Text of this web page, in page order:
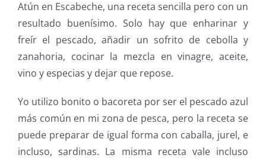
Atún en Escabeche, una receta sencilla pero con un
resultado buenísimo. Solo hay que enharinar y
freír el pescado, añadir un sofrito de cebolla y
zanahoria, cocinar la mezcla en vinagre, aceite,
vino y especias y dejar que repose.
Yo utilizo bonito o bacoreta por ser el pescado azul
más común en mi zona de pesca, pero la receta se
puede preparar de igual forma con caballa, jurel, e
incluso, sardinas. La misma receta vale incluso